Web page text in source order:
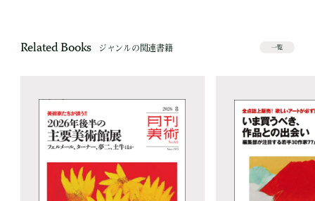
Related Books ジャンルの関連書籍 一覧